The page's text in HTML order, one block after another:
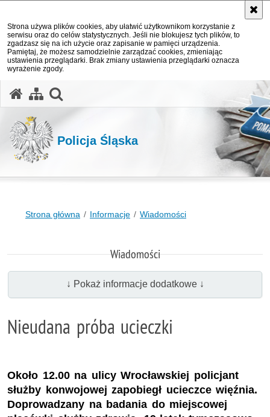
Strona używa plików cookies, aby ułatwić użytkownikom korzystanie z
serwisu oraz do celów statystycznych. Jeśli nie blokujesz tych plików, to
zgadzasz się na ich użycie oraz zapisanie w pamięci urządzenia.
Pamiętaj, że możesz samodzielnie zarządzać cookies, zmieniając
ustawienia przeglądarki. Brak zmiany ustawienia przeglądarki oznacza
wyrażenie zgody.
Policja Śląska
Strona główna Informacje Wiadomości
Wiadomości
↓ Pokaż informacje dodatkowe ↓
Nieudana próba ucieczki
Około 12.00 na ulicy Wrocławskiej policjant
służby konwojowej zapobiegł ucieczce więźnia.
Doprowadzany na badania do miejscowej